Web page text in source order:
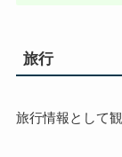
旅行
旅行情報として